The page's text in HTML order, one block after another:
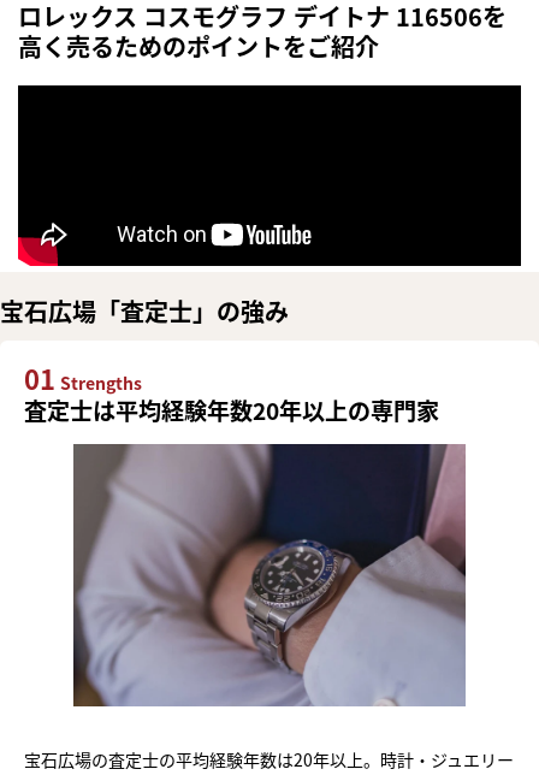
ロレックス コスモグラフ デイトナ 116506を
高く売るためのポイントをご紹介
宝石広場「査定士」の強み
01 Strengths
査定士は平均経験年数20年以上の専門家
宝石広場の査定士の平均経験年数は20年以上。時計・ジュエリー